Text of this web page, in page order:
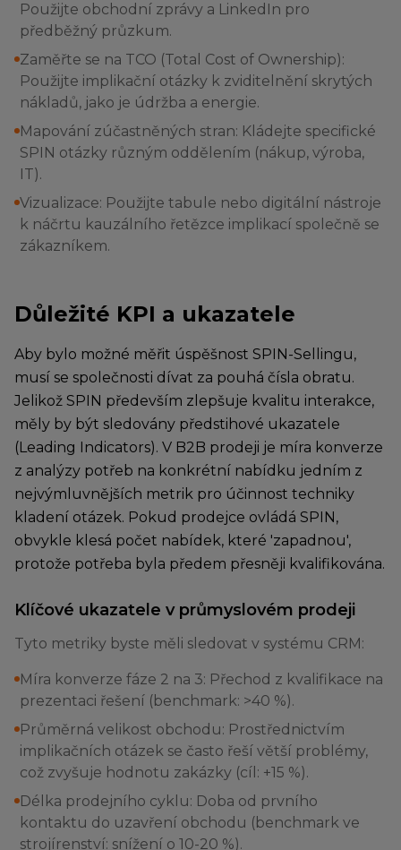
Použijte obchodní zprávy a LinkedIn pro
předběžný průzkum.
Zaměřte se na TCO (Total Cost of Ownership):
Použijte implikační otázky k zviditelnění skrytých
nákladů, jako je údržba a energie.
Mapování zúčastněných stran: Kládejte specifické
SPIN otázky různým oddělením (nákup, výroba,
IT).
Vizualizace: Použijte tabule nebo digitální nástroje
k náčrtu kauzálního řetězce implikací společně se
zákazníkem.
Důležité KPI a ukazatele
Aby bylo možné měřit úspěšnost SPIN-Sellingu,
musí se společnosti dívat za pouhá čísla obratu.
Jelikož SPIN především zlepšuje kvalitu interakce,
měly by být sledovány předstihové ukazatele
(Leading Indicators). V B2B prodeji je míra konverze
z analýzy potřeb na konkrétní nabídku jedním z
nejvýmluvnějších metrik pro účinnost techniky
kladení otázek. Pokud prodejce ovládá SPIN,
obvykle klesá počet nabídek, které 'zapadnou',
protože potřeba byla předem přesněji kvalifikována.
Klíčové ukazatele v průmyslovém prodeji
Tyto metriky byste měli sledovat v systému CRM:
Míra konverze fáze 2 na 3: Přechod z kvalifikace na
prezentaci řešení (benchmark: >40 %).
Průměrná velikost obchodu: Prostřednictvím
implikačních otázek se často řeší větší problémy,
což zvyšuje hodnotu zakázky (cíl: +15 %).
Délka prodejního cyklu: Doba od prvního
kontaktu do uzavření obchodu (benchmark ve
strojírenství: snížení o 10-20 %).